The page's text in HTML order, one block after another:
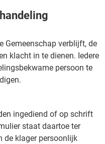
Gemeenschap verblijft, de
klacht in te dienen. Iedere
persoon te
ingediend of op schrift
staat daartoe ter
de klager persoonlijk